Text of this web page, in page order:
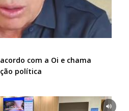
com a Oi e chama
política